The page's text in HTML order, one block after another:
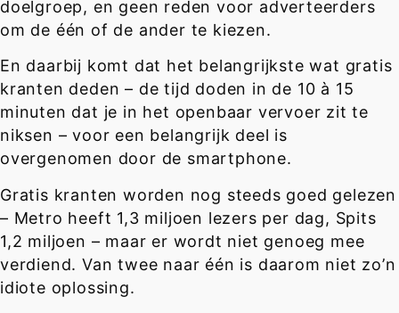
doelgroep, en geen reden voor adverteerders
om de één of de ander te kiezen.
En daarbij komt dat het belangrijkste wat gratis
kranten deden – de tijd doden in de 10 à 15
minuten dat je in het openbaar vervoer zit te
niksen – voor een belangrijk deel is
overgenomen door de smartphone.
Gratis kranten worden nog steeds goed gelezen
– Metro heeft 1,3 miljoen lezers per dag, Spits
1,2 miljoen – maar er wordt niet genoeg mee
verdiend. Van twee naar één is daarom niet zo’n
idiote oplossing.